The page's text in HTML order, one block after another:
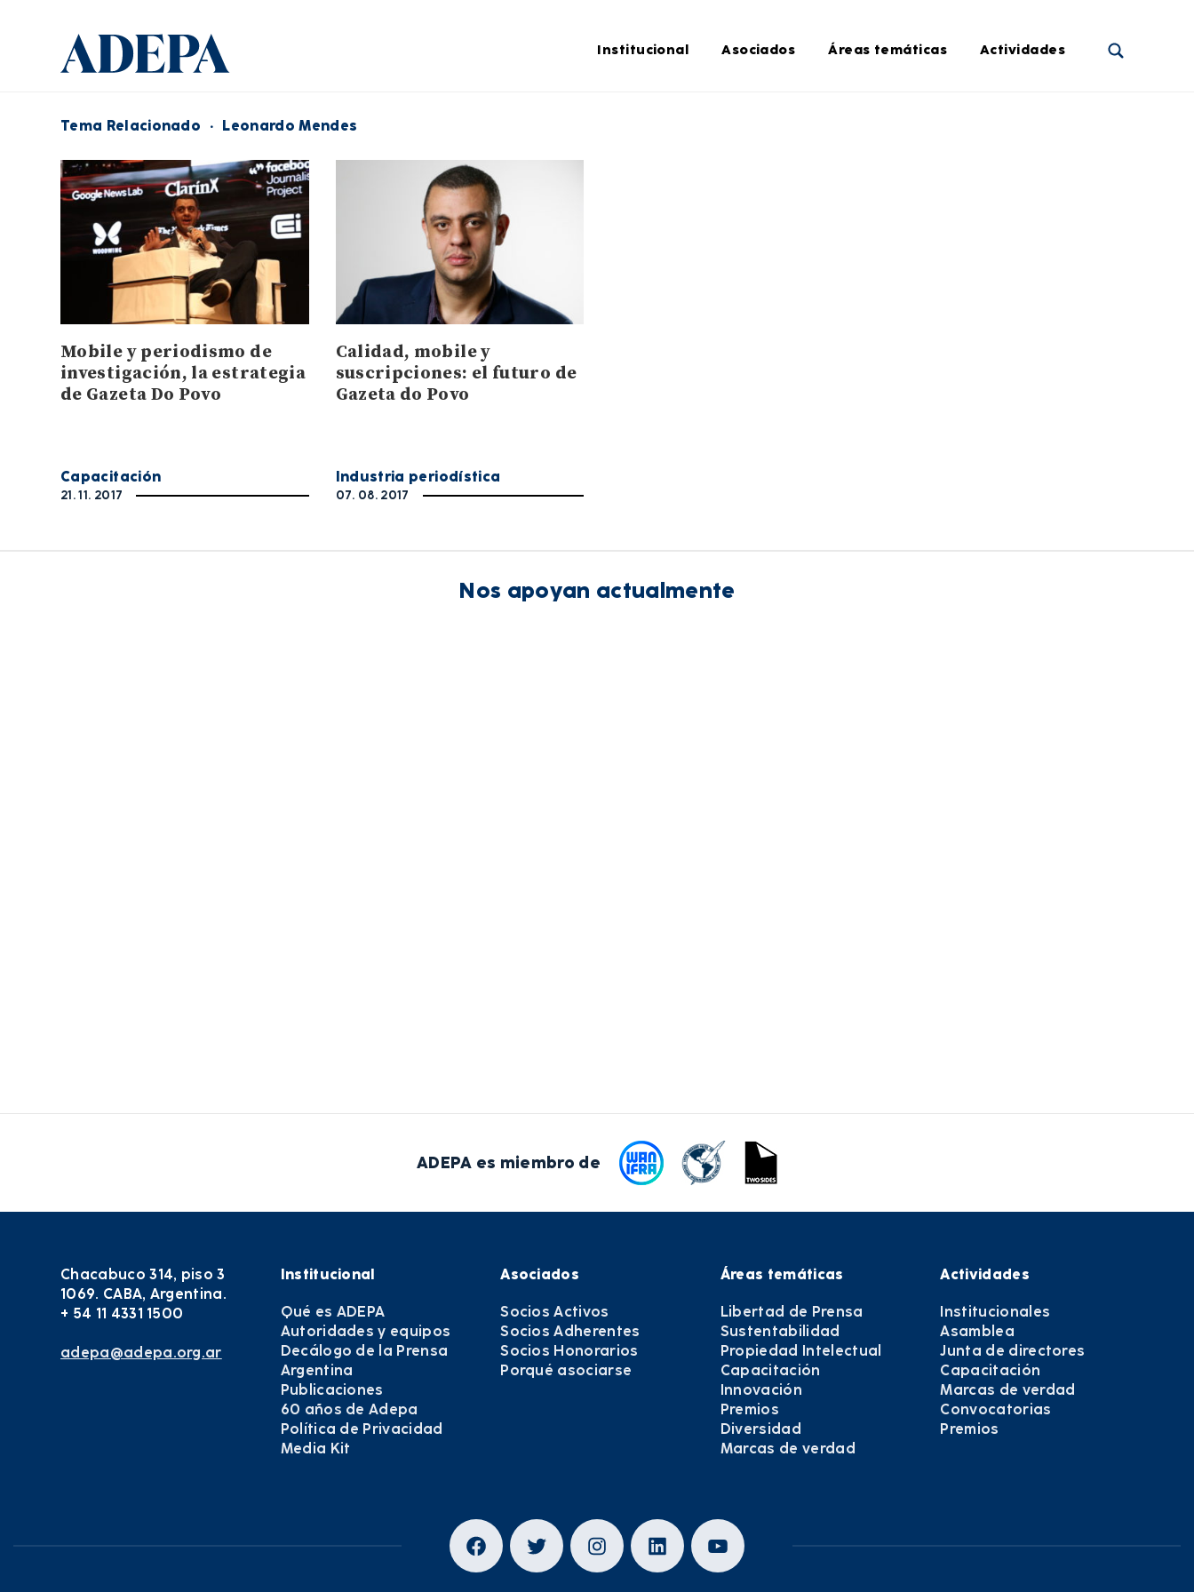
Institucional Asociados Áreas temáticas Actividades
Tema Relacionado · Leonardo Mendes
Mobile y periodismo de
investigación, la estrategia
de Gazeta Do Povo
Capacitación
21. 11. 2017
Calidad, mobile y
suscripciones: el futuro de
Gazeta do Povo
Industria periodística
07. 08. 2017
Nos apoyan actualmente
ADEPA es miembro de
Chacabuco 314, piso 3
1069. CABA, Argentina.
+ 54 11 4331 1500
adepa@adepa.org.ar
Institucional
Qué es ADEPA
Autoridades y equipos
Decálogo de la Prensa
Argentina
Publicaciones
60 años de Adepa
Política de Privacidad
Media Kit
Asociados
Socios Activos
Socios Adherentes
Socios Honorarios
Porqué asociarse
Áreas temáticas
Libertad de Prensa
Sustentabilidad
Propiedad Intelectual
Capacitación
Innovación
Premios
Diversidad
Marcas de verdad
Actividades
Institucionales
Asamblea
Junta de directores
Capacitación
Marcas de verdad
Convocatorias
Premios
Facebook
TwitterInstagram
LinkedInYouTube